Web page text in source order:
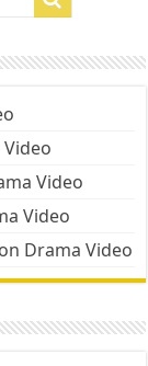
Video
Video
Drama Video